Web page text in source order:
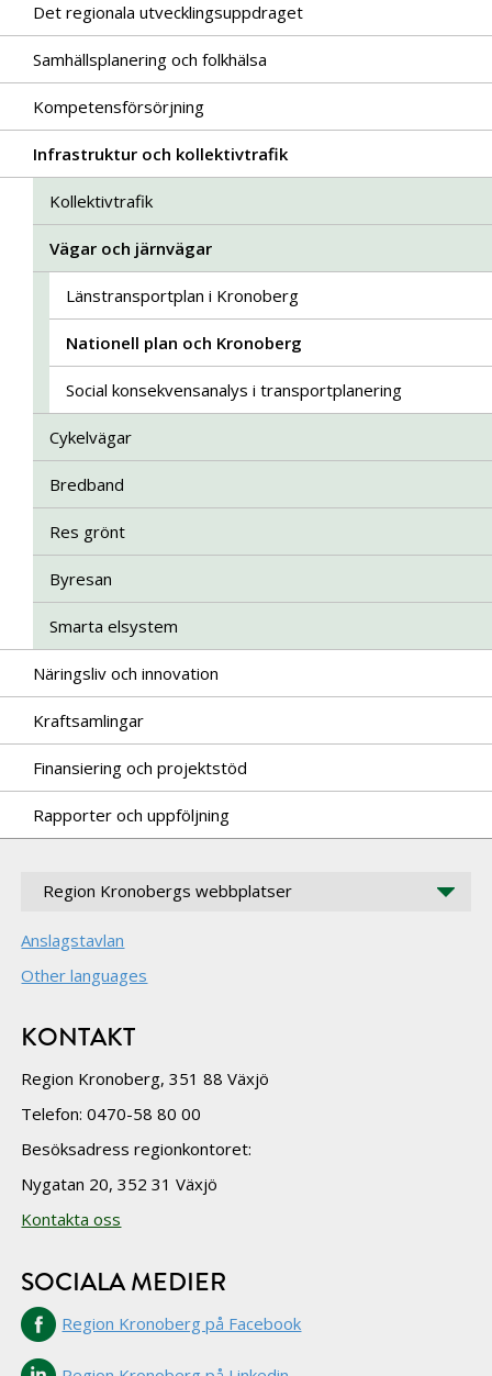
Det regionala utvecklingsuppdraget
Samhällsplanering och folkhälsa
Kompetensförsörjning
Infrastruktur och kollektivtrafik
Kollektivtrafik
Vägar och järnvägar
Länstransportplan i Kronoberg
Nationell plan och Kronoberg
Social konsekvensanalys i transportplanering
Cykelvägar
Bredband
Res grönt
Byresan
Smarta elsystem
Näringsliv och innovation
Kraftsamlingar
Finansiering och projektstöd
Rapporter och uppföljning
Region Kronobergs webbplatser
Anslagstavlan
Other languages
KONTAKT
Region Kronoberg, 351 88 Växjö
Telefon: 0470-58 80 00
Besöksadress regionkontoret:
Nygatan 20, 352 31 Växjö
Kontakta oss
SOCIALA MEDIER
Region Kronoberg på Facebook